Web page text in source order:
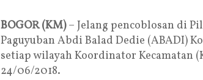
BOGOR (KM)– Jelang pencoblosan di
Paguyuban Abdi Balad Dedie (ABADI)
setiap wilayah Koordinator Kecamatan
24/06/2018.